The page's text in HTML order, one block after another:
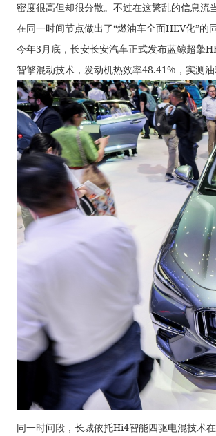
密度很高但却很分散。不过在这繁乱的信息
在同一时间节点做出了“燃油车全面HEV化”的
今年3月底，长安长安汽车正式发布蓝鲸超擎
智擎混动技术，发动机热效率48.41%，实测
同一时间段，长城依托Hi4智能四驱电混技术